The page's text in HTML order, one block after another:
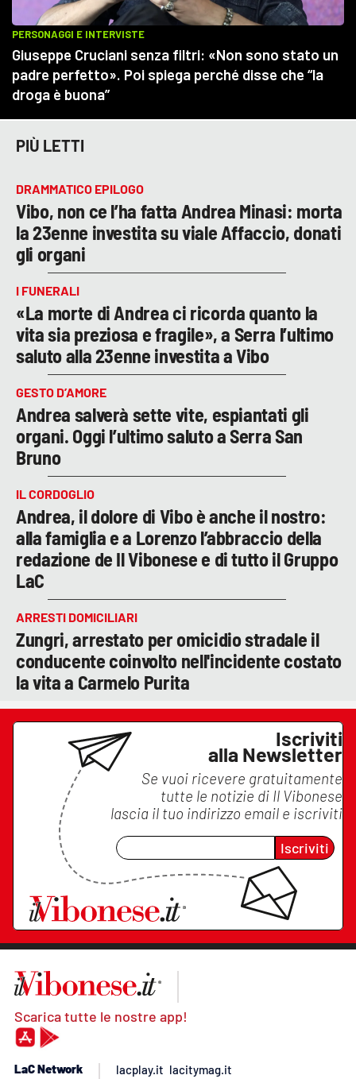
PIÙ LETTI
DRAMMATICO EPILOGO
Vibo, non ce l’ha fatta Andrea Minasi: morta
la 23enne investita su viale Affaccio, donati
gli organi
I FUNERALI
«La morte di Andrea ci ricorda quanto la
vita sia preziosa e fragile», a Serra l’ultimo
saluto alla 23enne investita a Vibo
GESTO D’AMORE
Andrea salverà sette vite, espiantati gli
organi. Oggi l’ultimo saluto a Serra San
Bruno
IL CORDOGLIO
Andrea, il dolore di Vibo è anche il nostro:
alla famiglia e a Lorenzo l’abbraccio della
redazione de Il Vibonese e di tutto il Gruppo
LaC
ARRESTI DOMICILIARI
Zungri, arrestato per omicidio stradale il
conducente coinvolto nell'incidente costato
la vita a Carmelo Purita
Iscriviti
alla Newsletter
Se vuoi ricevere gratuitamente
tutte le notizie di Il Vibonese
lascia il tuo indirizzo email e iscriviti
Iscriviti
Scarica tutte le nostre app!
LaC Network
lacplay.it lacitymag.it